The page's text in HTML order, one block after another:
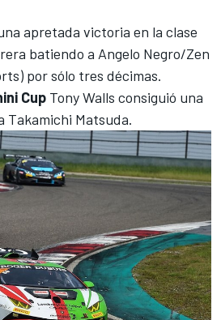
apretada victoria en la clase
batiendo a Angelo Negro/Zen
por sólo tres décimas.
Cup Tony Walls consiguió una
Matsuda.